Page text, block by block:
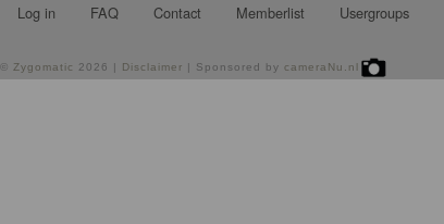
Log in FAQ Contact Memberlist Usergroups
© Zygomatic 2026 | Disclaimer | Sponsored by cameraNu.nl